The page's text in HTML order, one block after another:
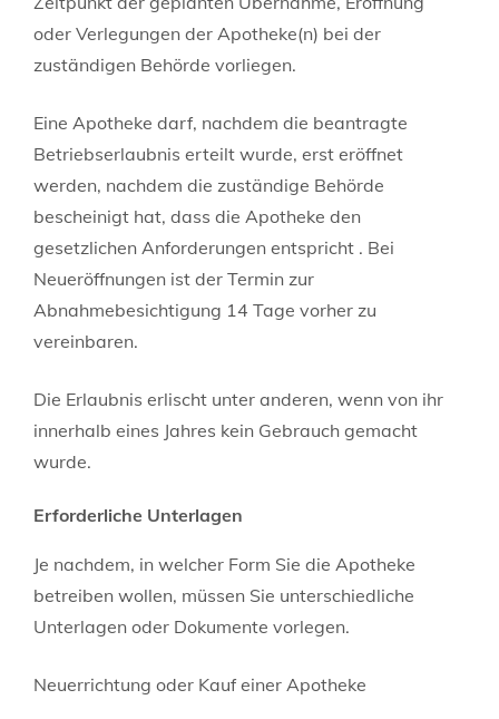
oder Verlegungen der Apotheke(n) bei der
zuständigen Behörde vorliegen.
Eine Apotheke darf, nachdem die beantragte
Betriebserlaubnis erteilt wurde, erst eröffnet
werden, nachdem die zuständige Behörde
bescheinigt hat, dass die Apotheke den
gesetzlichen Anforderungen entspricht . Bei
Neueröffnungen ist der Termin zur
Abnahmebesichtigung 14 Tage vorher zu
vereinbaren.
Die Erlaubnis erlischt unter anderen, wenn von ihr
innerhalb eines Jahres kein Gebrauch gemacht
wurde.
Erforderliche Unterlagen
Je nachdem, in welcher Form Sie die Apotheke
betreiben wollen, müssen Sie unterschiedliche
Unterlagen oder Dokumente vorlegen.
Neuerrichtung oder Kauf einer Apotheke